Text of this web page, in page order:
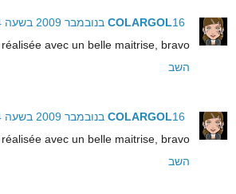
COLARGOL16 בנובמבר 2009 בשעה 14:44
avec un belle maitrise, bravo
השב
COLARGOL16 בנובמבר 2009 בשעה 14:44
avec un belle maitrise, bravo
השב